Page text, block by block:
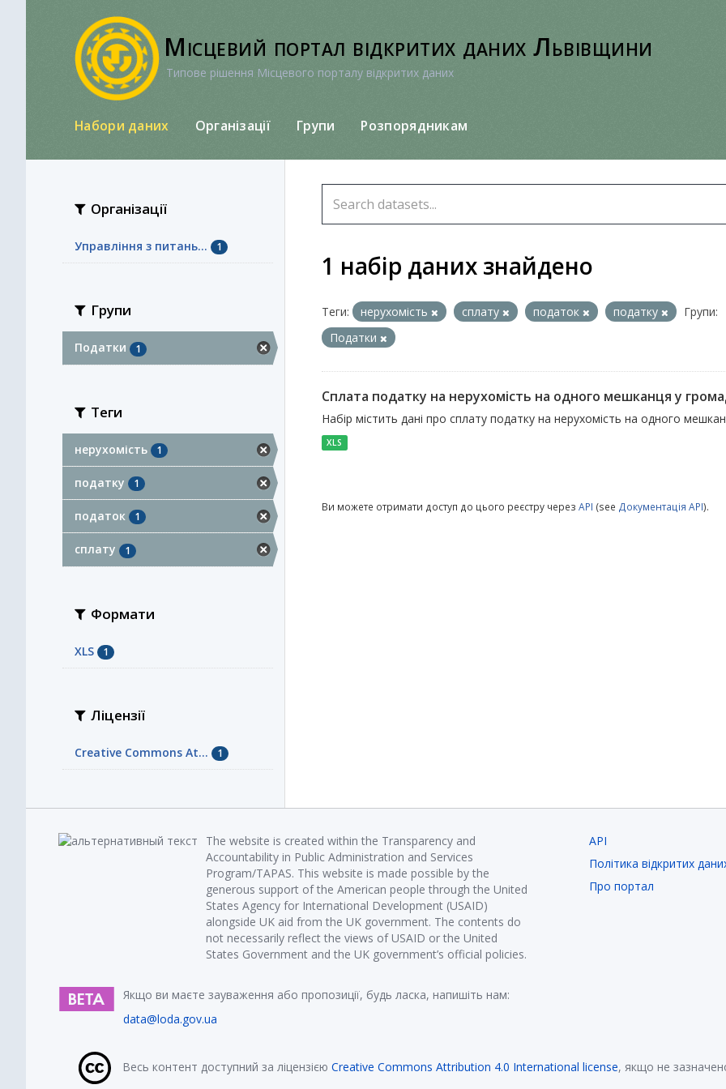
Місцевий портал відкритих даних Львівщини
Типове рішення Місцевого порталу відкритих даних
Набори даних Організації Групи Розпорядникам
Організації
Управління з питань... 1
Групи
Податки 1
Теги
нерухомість 1
податку 1
податок 1
сплату 1
Формати
XLS 1
Ліцензії
Creative Commons At... 1
1 набір даних знайдено
Теги: нерухомість сплату податок податку
Групи:
Податки
Сплата податку на нерухомість на одного мешканця у
Набір містить дані про сплату податку на нерухомість на одного
XLS
Ви можете отримати доступ до цього реєстру через API (see Документація API).
The website is created within the Transparency and
Accountability in Public Administration and Services
Program/TAPAS. This website is made possible by the
generous support of the American people through the United
States Agency for International Development (USAID)
alongside UK aid from the UK government. The contents do
not necessarily reflect the views of USAID or the United
States Government and the UK government’s official policies.
Якщо ви маєте зауваження або пропозиції, будь ласка, напишіть нам:
data@loda.gov.ua
API
Політика відкритих
Про портал
Весь контент доступний за ліцензією Creative Commons Attribution 4.0 International license, якщо не